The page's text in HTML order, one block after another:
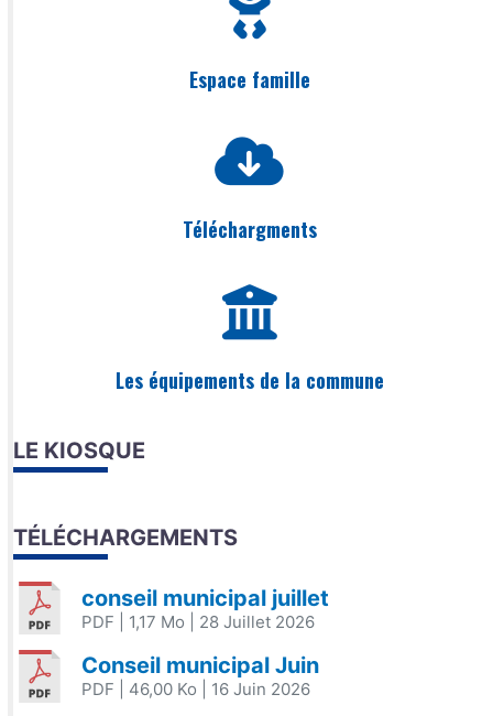
Espace famille
Téléchargments
Les équipements de la commune
LE KIOSQUE
TÉLÉCHARGEMENTS
conseil municipal juillet
PDF | 1,17 Mo | 28 Juillet 2026
Conseil municipal Juin
PDF | 46,00 Ko | 16 Juin 2026